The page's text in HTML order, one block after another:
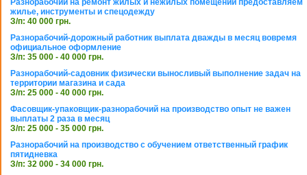
Разнорабочий на ремонт жилых и нежилых помещений предоставляем
жилье, инструменты и спецодежду
З/п: 40 000 грн.
Разнорабочий-дорожный работник выплата дважды в месяц вовремя
официальное оформление
З/п: 35 000 - 40 000 грн.
Разнорабочий-садовник физически выносливый выполнение задач на
территории магазина и сада
З/п: 25 000 - 40 000 грн.
Фасовщик-упаковщик-разнорабочий на производство опыт не важен
выплаты 2 раза в месяц
З/п: 25 000 - 35 000 грн.
Разнорабочий на производство с обучением ответственный график
пятидневка
З/п: 32 000 - 34 000 грн.